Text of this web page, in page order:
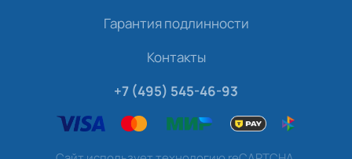
Гарантия подлинности
Контакты
+7 (495) 545-46-93